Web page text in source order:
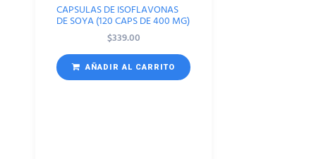
CAPSULAS DE ISOFLAVONAS
DE SOYA (120 CAPS DE 400 MG)
$339.00
AÑADIR AL CARRITO